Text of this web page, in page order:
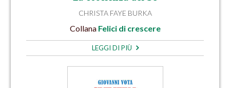
CHRISTA FAYE BURKA
Collana Felici di crescere
LEGGI DI PIÙ